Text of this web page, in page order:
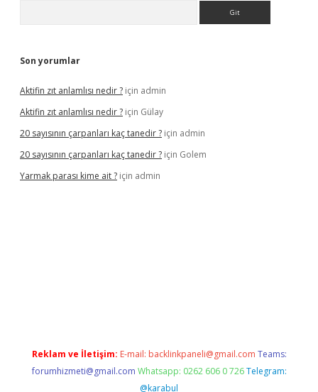
Son yorumlar
Aktifin zıt anlamlısı nedir ? için admin
Aktifin zıt anlamlısı nedir ? için Gülay
20 sayısının çarpanları kaç tanedir ? için admin
20 sayısının çarpanları kaç tanedir ? için Golem
Yarmak parası kime ait ? için admin
Reklam ve İletişim: E-mail: backlinkpaneli@gmail.com Teams:
forumhizmeti@gmail.com Whatsapp: 0262 606 0 726 Telegram:
@karabul